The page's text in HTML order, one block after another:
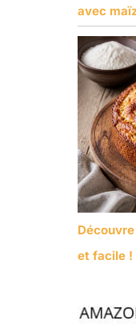
avec
et facile !